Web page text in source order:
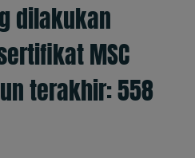
dilakukan
MSC
terakhir: 558